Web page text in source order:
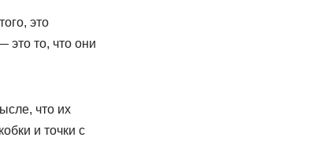
это
это то, что они
что их
и точки с